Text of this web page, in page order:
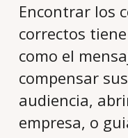
Encontrar los
correctos
como el
compensar
audiencia,
empresa, o